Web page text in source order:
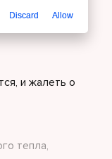
и жалеть о
тепла,
Discard Allow